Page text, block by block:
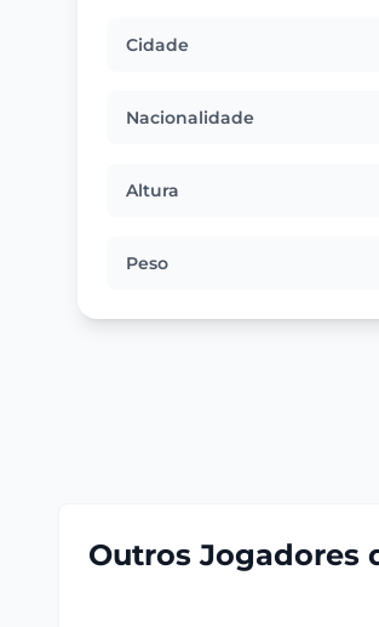
Cidade
Nacionalidade
Altura
Peso
Outros Jogadores